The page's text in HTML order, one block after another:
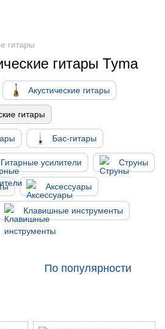
гитары
гитары Tyma
Акустические гитары
гитары
Бас-гитары
Гитарные усилители Струны
Аксессуары
Клавишные инструменты
По популярности